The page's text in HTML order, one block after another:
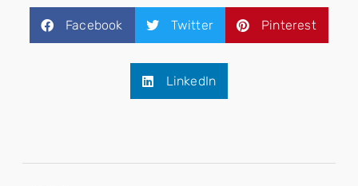
Facebook Twitter Pinterest
LinkedIn